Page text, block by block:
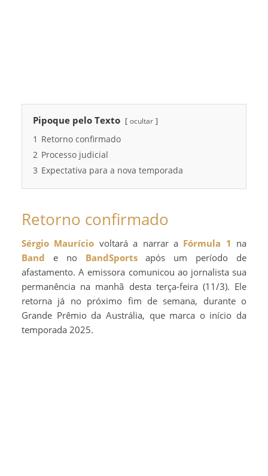
Pipoque pelo Texto ocultar
1 Retorno confirmado
2 Processo judicial
3 Expectativa para a nova temporada
Retorno confirmado
Sérgio Maurício voltará a narrar a Fórmula 1 na
Band e no BandSportsapós um período de
afastamento. A emissora comunicou ao jornalista sua
permanência na manhã desta terça-feira (11/3). Ele
retorna já no próximo fim de semana, durante o
Grande Prêmio da Austrália, que marca o início da
temporada 2025.